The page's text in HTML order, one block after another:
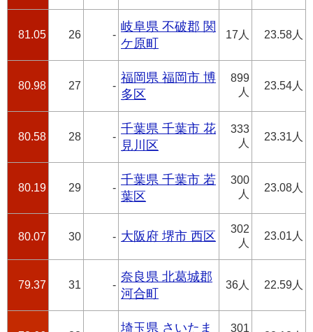
81.05 26 -
岐阜県 不破郡 関
ケ原町
17人 23.58人
80.98 27 -
福岡県 福岡市 博
多区
899
人
23.54人
80.58 28 -
千葉県 千葉市 花
見川区
333
人
23.31人
80.19 29 -
千葉県 千葉市 若
葉区
300
人
23.08人
80.07 30 - 大阪府 堺市 西区
302
人
23.01人
79.37 31 -
奈良県 北葛城郡
河合町
36人 22.59人
埼玉県 さいたま 301